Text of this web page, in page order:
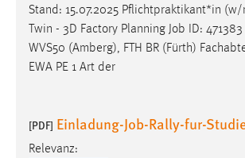
Stand: 15.07.2025 Pflichtpraktikant*in
Twin - 3D Factory Planning Job ID:
WVS50 (Amberg), FTH BR (Fürth)
EWA PE 1 Art der
[PDF] Einladung-Job-Rally-fur-
Relevanz:
gespeichert, ob man eingeloggt ist.
Sprachpräferenz
Das Cookie speichert die gewählte